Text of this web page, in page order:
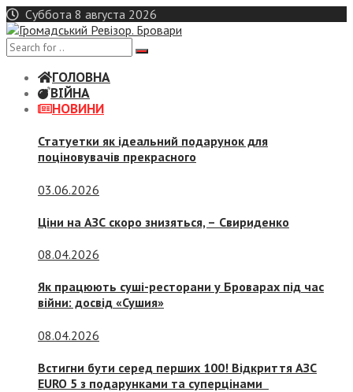
Skip
to
content
Суббота 8 августа 2026
ГОЛОВНА
ВІЙНА
НОВИНИ
Статуетки як ідеальний подарунок для
поціновувачів прекрасного
03.06.2026
Ціни на АЗС скоро знизяться, – Свириденко
08.04.2026
Як працюють суші-ресторани у Броварах під час
війни: досвід «Сушия»
08.04.2026
Встигни бути серед перших 100! Відкриття АЗС
EURO 5 з подарунками та суперцінами